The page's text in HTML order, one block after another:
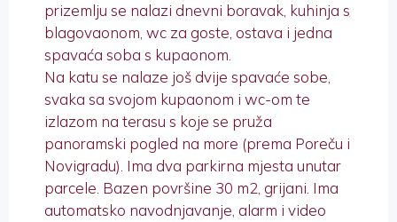
prizemlju se nalazi dnevni boravak, kuhinja s
blagovaonom, wc za goste, ostava i jedna
spavaća soba s kupaonom.
Na katu se nalaze još dvije spavaće sobe,
svaka sa svojom kupaonom i wc-om te
izlazom na terasu s koje se pruža
panoramski pogled na more (prema Poreču i
Novigradu). Ima dva parkirna mjesta unutar
parcele. Bazen površine 30 m2, grijani. Ima
automatsko navodnjavanje, alarm i video